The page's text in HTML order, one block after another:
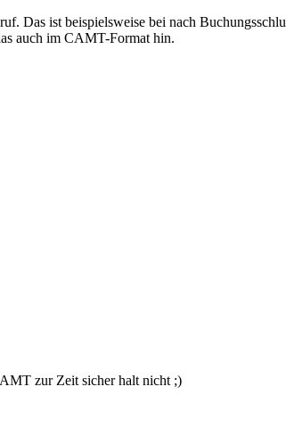
ist beispielsweise bei nach
auch im CAMT-Format hin.
zur Zeit sicher halt nicht ;)